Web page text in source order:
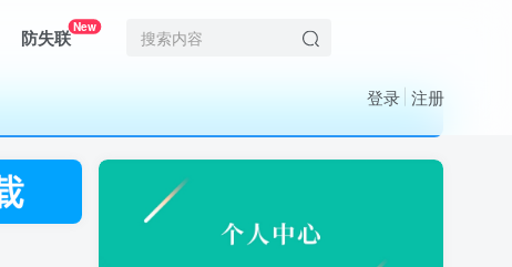
防失联New
登录 注册